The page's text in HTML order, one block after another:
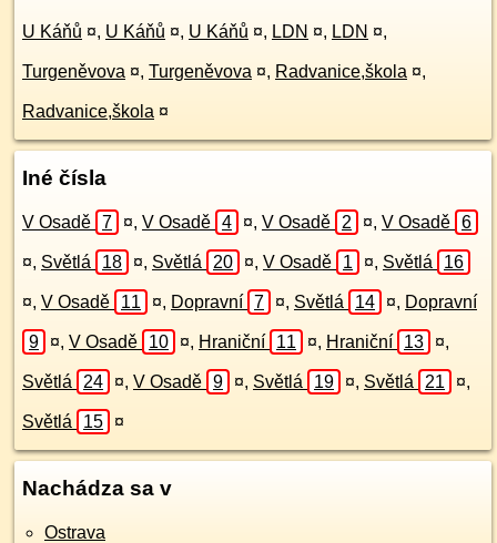
U Káňů ¤, U Káňů ¤, U Káňů ¤, LDN ¤, LDN ¤,
Turgeněvova ¤, Turgeněvova ¤, Radvanice,škola ¤,
Radvanice,škola ¤
Iné čísla
V Osadě 7 ¤, V Osadě 4 ¤, V Osadě 2 ¤, V Osadě 6
¤, Světlá 18 ¤, Světlá 20 ¤, V Osadě 1 ¤, Světlá 16
¤, V Osadě 11 ¤, Dopravní 7 ¤, Světlá 14 ¤, Dopravní
9 ¤, V Osadě 10 ¤, Hraniční 11 ¤, Hraniční 13 ¤,
Světlá 24 ¤, V Osadě 9 ¤, Světlá 19 ¤, Světlá 21 ¤,
Světlá 15 ¤
Nachádza sa v
Ostrava